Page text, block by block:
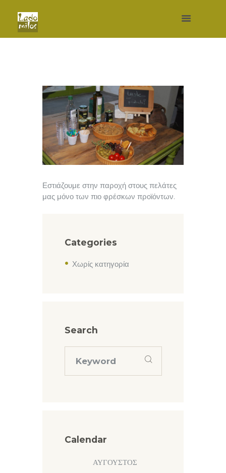
Εστιάζουμε στην παροχή στους πελάτες
μας μόνο των πιο φρέσκων προϊόντων.
Categories
Χωρίς κατηγορία
Search
Calendar
ΑΎΓΟΥΣΤΟΣ